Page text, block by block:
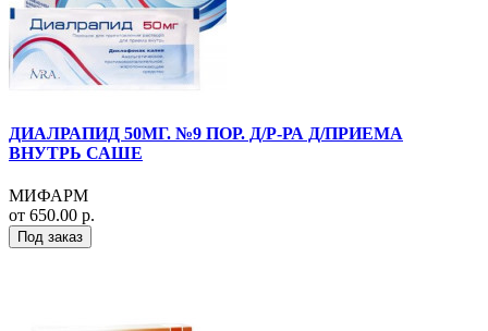
ДИАЛРАПИД 50МГ. №9 ПОР. Д/Р-РА Д/ПРИЕМА
ВНУТРЬ САШЕ
МИФАРМ
от 650.00 р.
Под заказ